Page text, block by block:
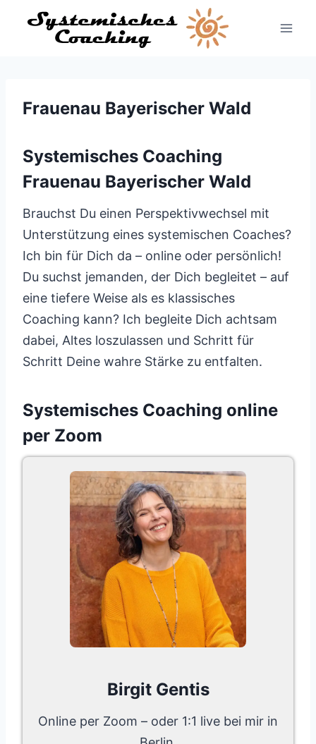
Inhalt
Frauenau Bayerischer Wald
Systemisches Coaching
Frauenau Bayerischer Wald
Brauchst Du einen Perspektivwechsel mit
Unterstützung eines systemischen Coaches?
Ich bin für Dich da – online oder persönlich!
Du suchst jemanden, der Dich begleitet – auf
eine tiefere Weise als es klassisches
Coaching kann? Ich begleite Dich achtsam
dabei, Altes loszulassen und Schritt für
Schritt Deine wahre Stärke zu entfalten.
Systemisches Coaching online
per Zoom
Birgit Gentis
Online per Zoom – oder 1:1 live bei mir in